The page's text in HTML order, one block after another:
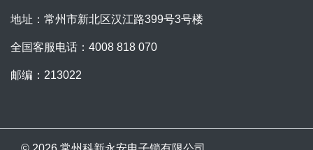
地址：常州市新北区汉江路399号3号楼
全国客服电话：4008 818 070
邮编：213022